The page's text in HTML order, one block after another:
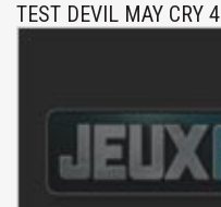
TEST DEVIL MAY CRY 4